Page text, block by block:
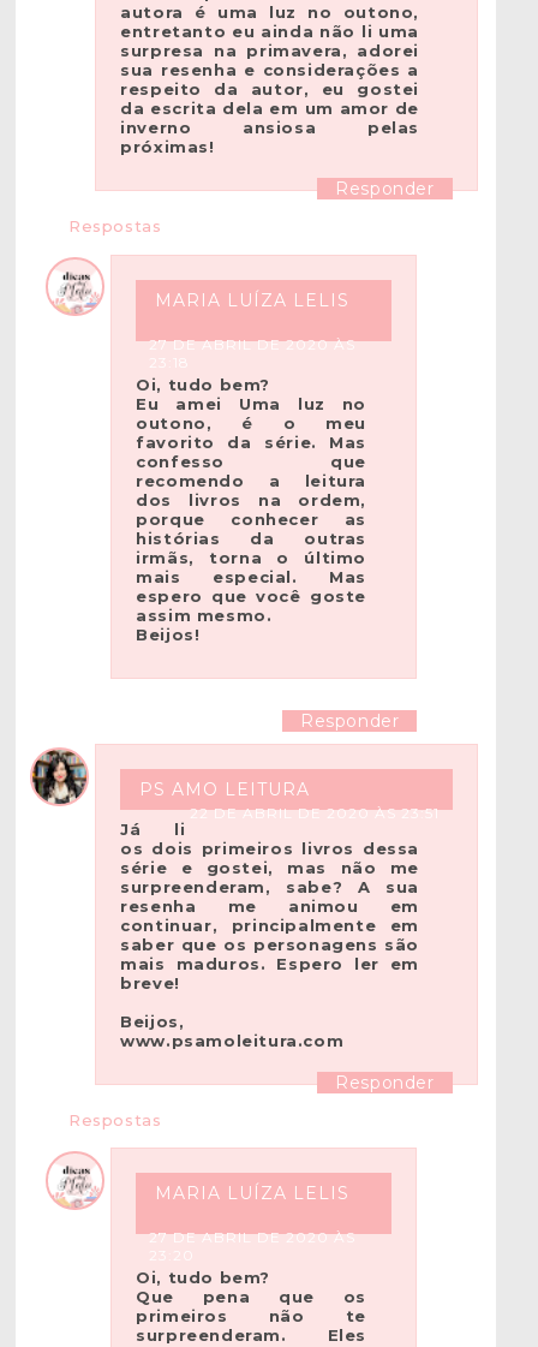
autora é uma luz no outono,
entretanto eu ainda não li uma
surpresa na primavera, adorei
sua resenha e considerações a
respeito da autor, eu gostei
da escrita dela em um amor de
inverno ansiosa pelas
próximas!
Responder
Respostas
MARIA LUÍZA LELIS
27 DE ABRIL DE 2020 ÀS
23:18
Oi, tudo bem?
Eu amei Uma luz no
outono, é o meu
favorito da série. Mas
confesso que
recomendo a leitura
dos livros na ordem,
porque conhecer as
histórias da outras
irmãs, torna o último
mais especial. Mas
espero que você goste
assim mesmo.
Beijos!
Responder
PS AMO LEITURA
22 DE ABRIL DE 2020 ÀS 23:51
Já li
os dois primeiros livros dessa
série e gostei, mas não me
surpreenderam, sabe? A sua
resenha me animou em
continuar, principalmente em
saber que os personagens são
mais maduros. Espero ler em
breve!
Beijos,
www.psamoleitura.com
Responder
Respostas
MARIA LUÍZA LELIS
27 DE ABRIL DE 2020 ÀS
23:20
Oi, tudo bem?
Que pena que os
primeiros não te
surpreenderam. Eles